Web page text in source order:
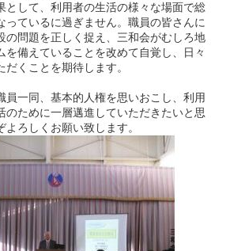
として、利用者の生活の様々な場面で総
っているに過ぎません。職員の皆さんに
の問題を正しく捉え、三和会がむしろ地
を備えていることを改めて自覚し、日々
くことを期待します。
員一同、基本的人権を思いおこし、利用
のために一層邁進していただきたいと思
ろしくお願い致します。